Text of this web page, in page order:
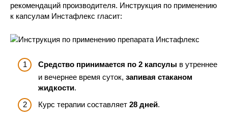
рекомендаций производителя. Инструкция по применению
к капсулам Инстафлекс гласит:
Средство принимается по 2 капсулы в утреннее
и вечернее время суток, запивая стаканом
жидкости.
Курс терапии составляет 28 дней.